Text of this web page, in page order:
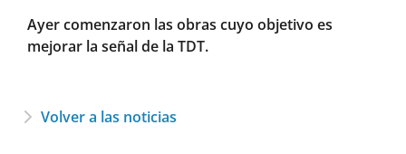
Ayer comenzaron las obras cuyo objetivo es
mejorar la señal de la TDT.
Volver a las noticias